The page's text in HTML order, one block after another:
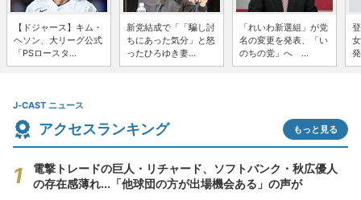
【ドジャース】キム・
ヘソン、大リーグ公式
「PSロースタ...
新党結成で「「騙し討
ちにあった気分」と怒
ったひろゆき妻...
「れいわ新選組」が党
名の変更を発表、「い
のちの党」へ ...
J-CAST ニュース
アクセスランキング もっと見る
電撃トレードの巨人・リチャード、ソフトバンク・秋広優人
の存在感薄れ...「他球団の方が出場機会ある」の声が